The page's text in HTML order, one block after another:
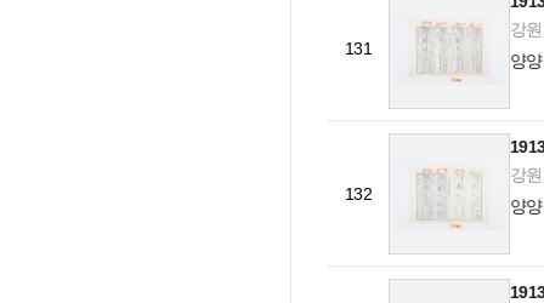
131
강
양
132
강
양